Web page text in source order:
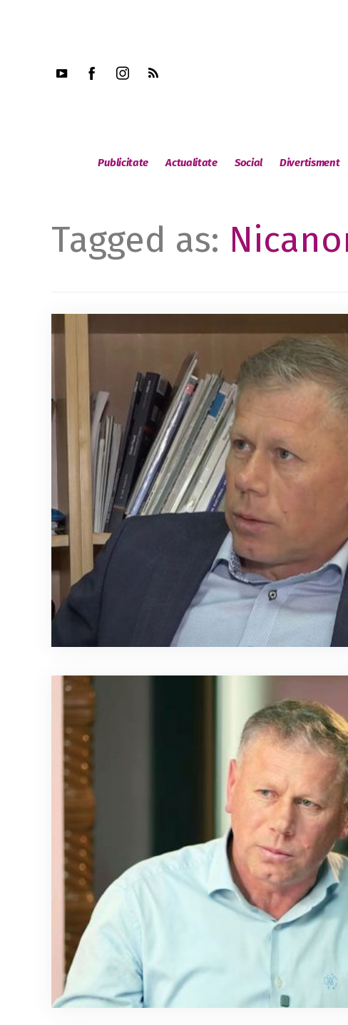
Publicitate Actualitate Social Divertisment
Tagged as: